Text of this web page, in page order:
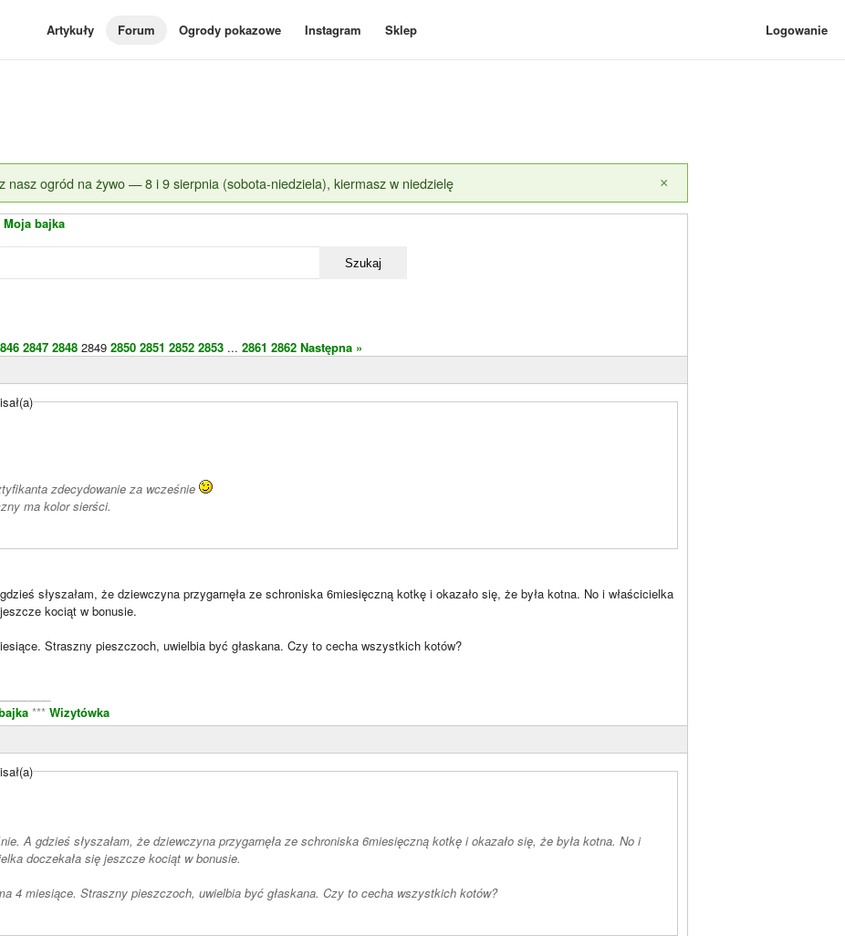
Artykuły Forum Ogrody pokazowe Instagram Sklep Logowanie
nasz ogród na żywo — 8 i 9 sierpnia (sobota-niedziela), kiermasz w niedzielę ×
Moja bajka
Szukaj
2847 2848 2849 2850 2851 2852 2853 ... 2861 2862 Następna »
zdecydowanie za wcześnie
ma kolor sierści.
słyszałam, że dziewczyna przygarnęła ze schroniska 6miesięczną kotkę i okazało się, że była kotna. No i właścicielka
kociąt w bonusie.
Straszny pieszczoch, uwielbia być głaskana. Czy to cecha wszystkich kotów?
*** Wizytówka
A gdzieś słyszałam, że dziewczyna przygarnęła ze schroniska 6miesięczną kotkę i okazało się, że była kotna. No i
doczekała się jeszcze kociąt w bonusie.
4 miesiące. Straszny pieszczoch, uwielbia być głaskana. Czy to cecha wszystkich kotów?